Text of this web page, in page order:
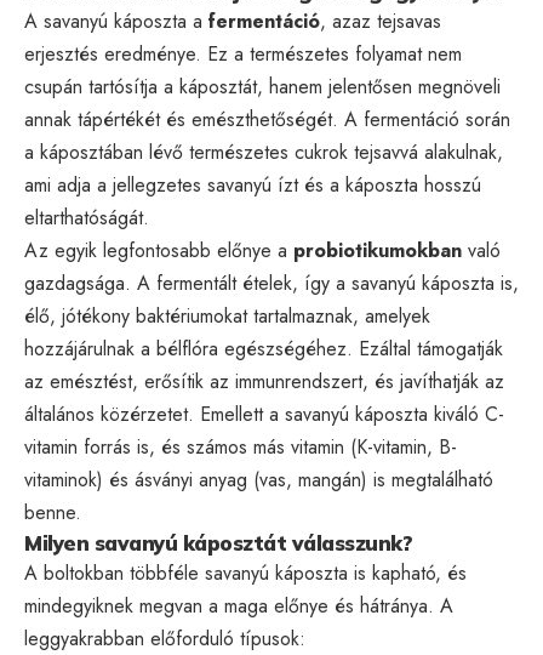
A savanyú káposzta a fermentáció, azaz tejsavas
erjesztés eredménye. Ez a természetes folyamat nem
csupán tartósítja a káposztát, hanem jelentősen megnöveli
annak tápértékét és emészthetőségét. A fermentáció során
a káposztában lévő természetes cukrok tejsavvá alakulnak,
ami adja a jellegzetes savanyú ízt és a káposzta hosszú
eltarthatóságát.
Az egyik legfontosabb előnye a probiotikumokban való
gazdagsága. A fermentált ételek, így a savanyú káposzta is,
élő, jótékony baktériumokat tartalmaznak, amelyek
hozzájárulnak a bélflóra egészségéhez. Ezáltal támogatják
az emésztést, erősítik az immunrendszert, és javíthatják az
általános közérzetet. Emellett a savanyú káposzta kiváló C-
vitamin forrás is, és számos más vitamin (K-vitamin, B-
vitaminok) és ásványi anyag (vas, mangán) is megtalálható
benne.
Milyen savanyú káposztát válasszunk?
A boltokban többféle savanyú káposzta is kapható, és
mindegyiknek megvan a maga előnye és hátránya. A
leggyakrabban előforduló típusok: